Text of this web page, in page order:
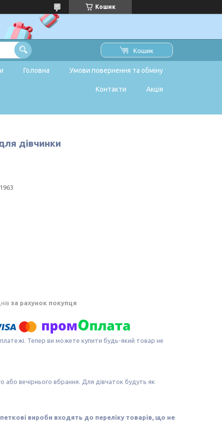
Кошик
Кошик
Головна Умови повернення та обміну
Контакти Акція
дівчинки
за рахунок покупця
платежі. Тепер ви можете купити будь-який товар не
або вечірнього вбрання. Для дівчаток будуть як
вироби входять до переліку товарів, що не